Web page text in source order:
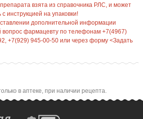
взята из справочника РЛС, и может
инструкцией на упаковки!
дополнительной информации
вопрос фармацевту по телефонам +7(4967)
+7(929) 945-00-50 или через форму <Задать
в аптеке, при наличии рецепта.